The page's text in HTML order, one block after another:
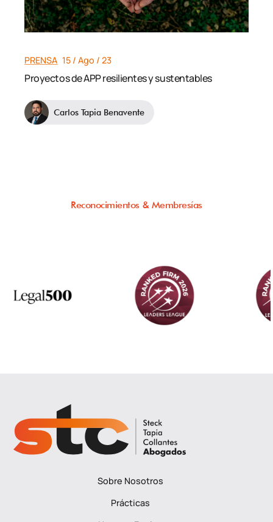
PRENSA 15 / Ago / 23
Proyectos de APP resilientes y sustentables
Carlos Tapia Benavente
Reconocimientos & Membresías
Sobre Nosotros
Prácticas